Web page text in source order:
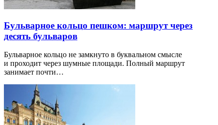
Бульварное кольцо пешком: маршрут через
десять бульваров
Бульварное кольцо не замкнуто в буквальном смысле
и проходит через шумные площади. Полный маршрут
занимает почти…